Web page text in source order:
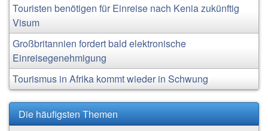
Touristen benötigen für Einreise nach Kenia zukünftig
Visum
Großbritannien fordert bald elektronische
Einreisegenehmigung
Tourismus in Afrika kommt wieder in Schwung
Die häufigsten Themen